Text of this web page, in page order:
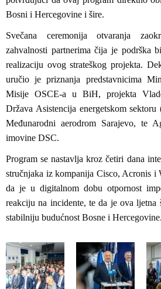
Bosni i Hercegovine i šire.
Svečana ceremonija otvaranja
zahvalnosti partnerima čija je podrška
realizaciju ovog strateškog projekta.
uručio je priznanja predstavnicima
Misije OSCE-a u BiH, projekta
Država Asistencija energetskom sektoru
Međunarodni aerodrom Sarajevo, te
imovine DSC.
Program se nastavlja kroz četiri dana
stručnjaka iz kompanija Cisco, Acronis i
da je u digitalnom dobu otpornost
reakciju na incidente, te da je ova
stabilniju budućnost Bosne i Hercegovine.